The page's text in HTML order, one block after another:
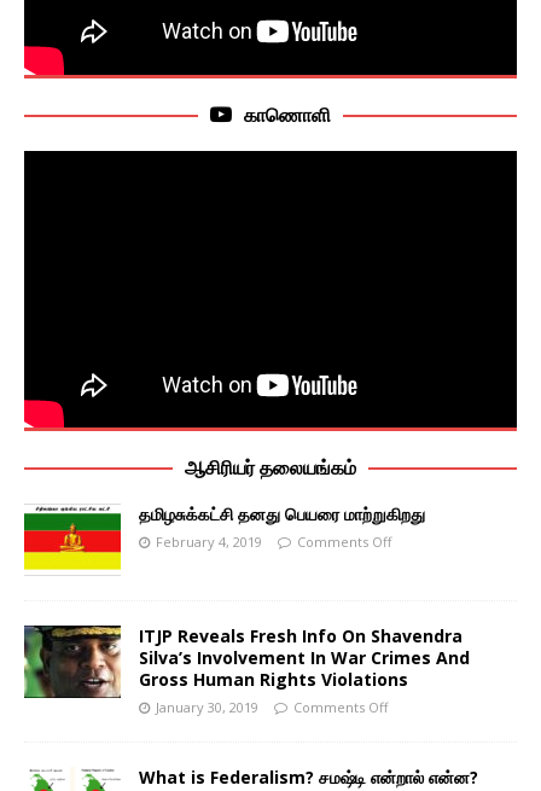
காணொளி
ஆசிரியர் தலையங்கம்
தமிழசுக்கட்சி தனது பெயரை மாற்றுகிறது
February 4, 2019 Comments Off
ITJP Reveals Fresh Info On Shavendra
Silva’s Involvement In War Crimes And
Gross Human Rights Violations
January 30, 2019 Comments Off
What is Federalism? சமஷ்டி என்றால் என்ன?